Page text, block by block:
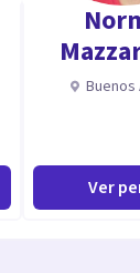
Buenos
Ver